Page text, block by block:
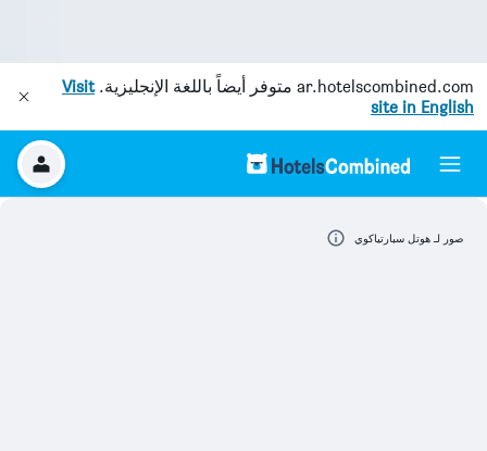
ar.hotelscombined.com متوفر أيضاً باللغة الإنجليزية.Visit
site in English
صور لـ هوتل سبارتياكوي